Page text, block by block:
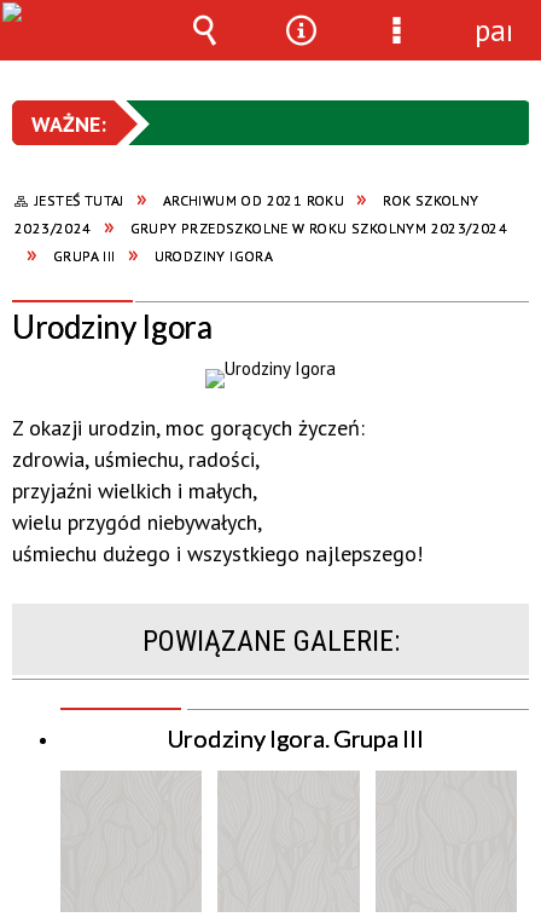
JESTEŚ TUTAJ ARCHIWUM OD 2021 ROKU
ROK SZKOLNY
2023/2024
GRUPY PRZEDSZKOLNE W ROKU SZKOLNYM 2023/2024
GRUPA III
URODZINY IGORA
Urodziny Igora
Z okazji urodzin, moc gorących życzeń:
zdrowia, uśmiechu, radości,
przyjaźni wielkich i małych,
wielu przygód niebywałych,
uśmiechu dużego i wszystkiego najlepszego!
POWIĄZANE GALERIE:
Urodziny Igora. Grupa III
Wyszukiwarka
NarzędziaMenu
szczegółowe